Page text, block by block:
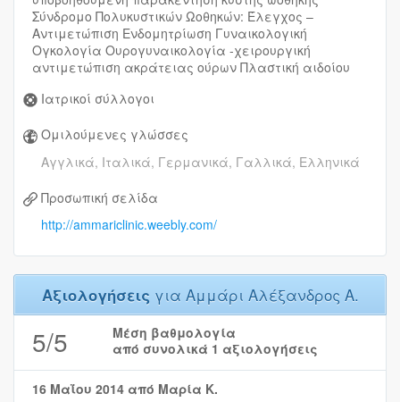
Σύνδρομο Πολυκυστικών Ωοθηκών: Έλεγχος –
Αντιμετώπιση Ενδομητρίωση Γυναικολογική
Ογκολογία Ουρογυναικολογία -χειρουργική
αντιμετώπιση ακράτειας ούρων Πλαστική αιδοίου
Ιατρικοί σύλλογοι
Ομιλούμενες γλώσσες
Αγγλικά, Ιταλικά, Γερμανικά, Γαλλικά, Ελληνικά
Προσωπική σελίδα
http://ammariclinic.weebly.com/
Αξιολογήσεις για Αμμάρι Αλέξανδρος Α.
5/5
Μέση βαθμολογία
από συνολικά 1 αξιολογήσεις
16 Μαΐου 2014 από Μαρία Κ.